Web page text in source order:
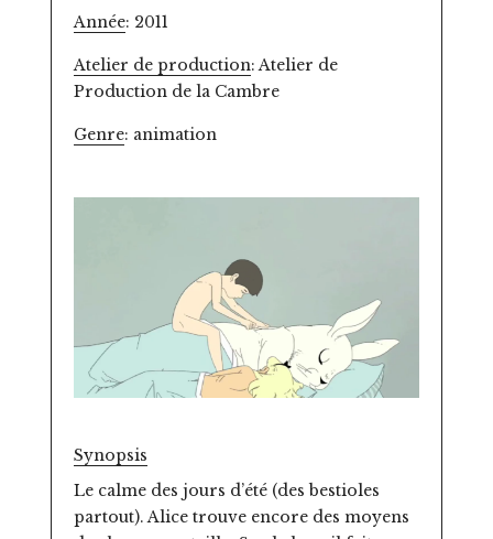
Année: 2011
Atelier de production: Atelier de
Production de la Cambre
Genre: animation
Synopsis
Le calme des jours d’été (des bestioles
partout). Alice trouve encore des moyens